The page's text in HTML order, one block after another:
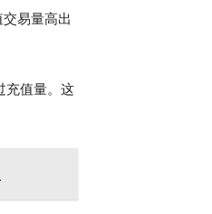
易量高出
充值量。这